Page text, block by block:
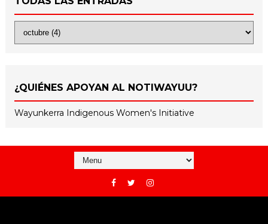
¿QUIÉNES APOYAN AL NOTIWAYUU?
Wayunkerra Indigenous Women's Initiative